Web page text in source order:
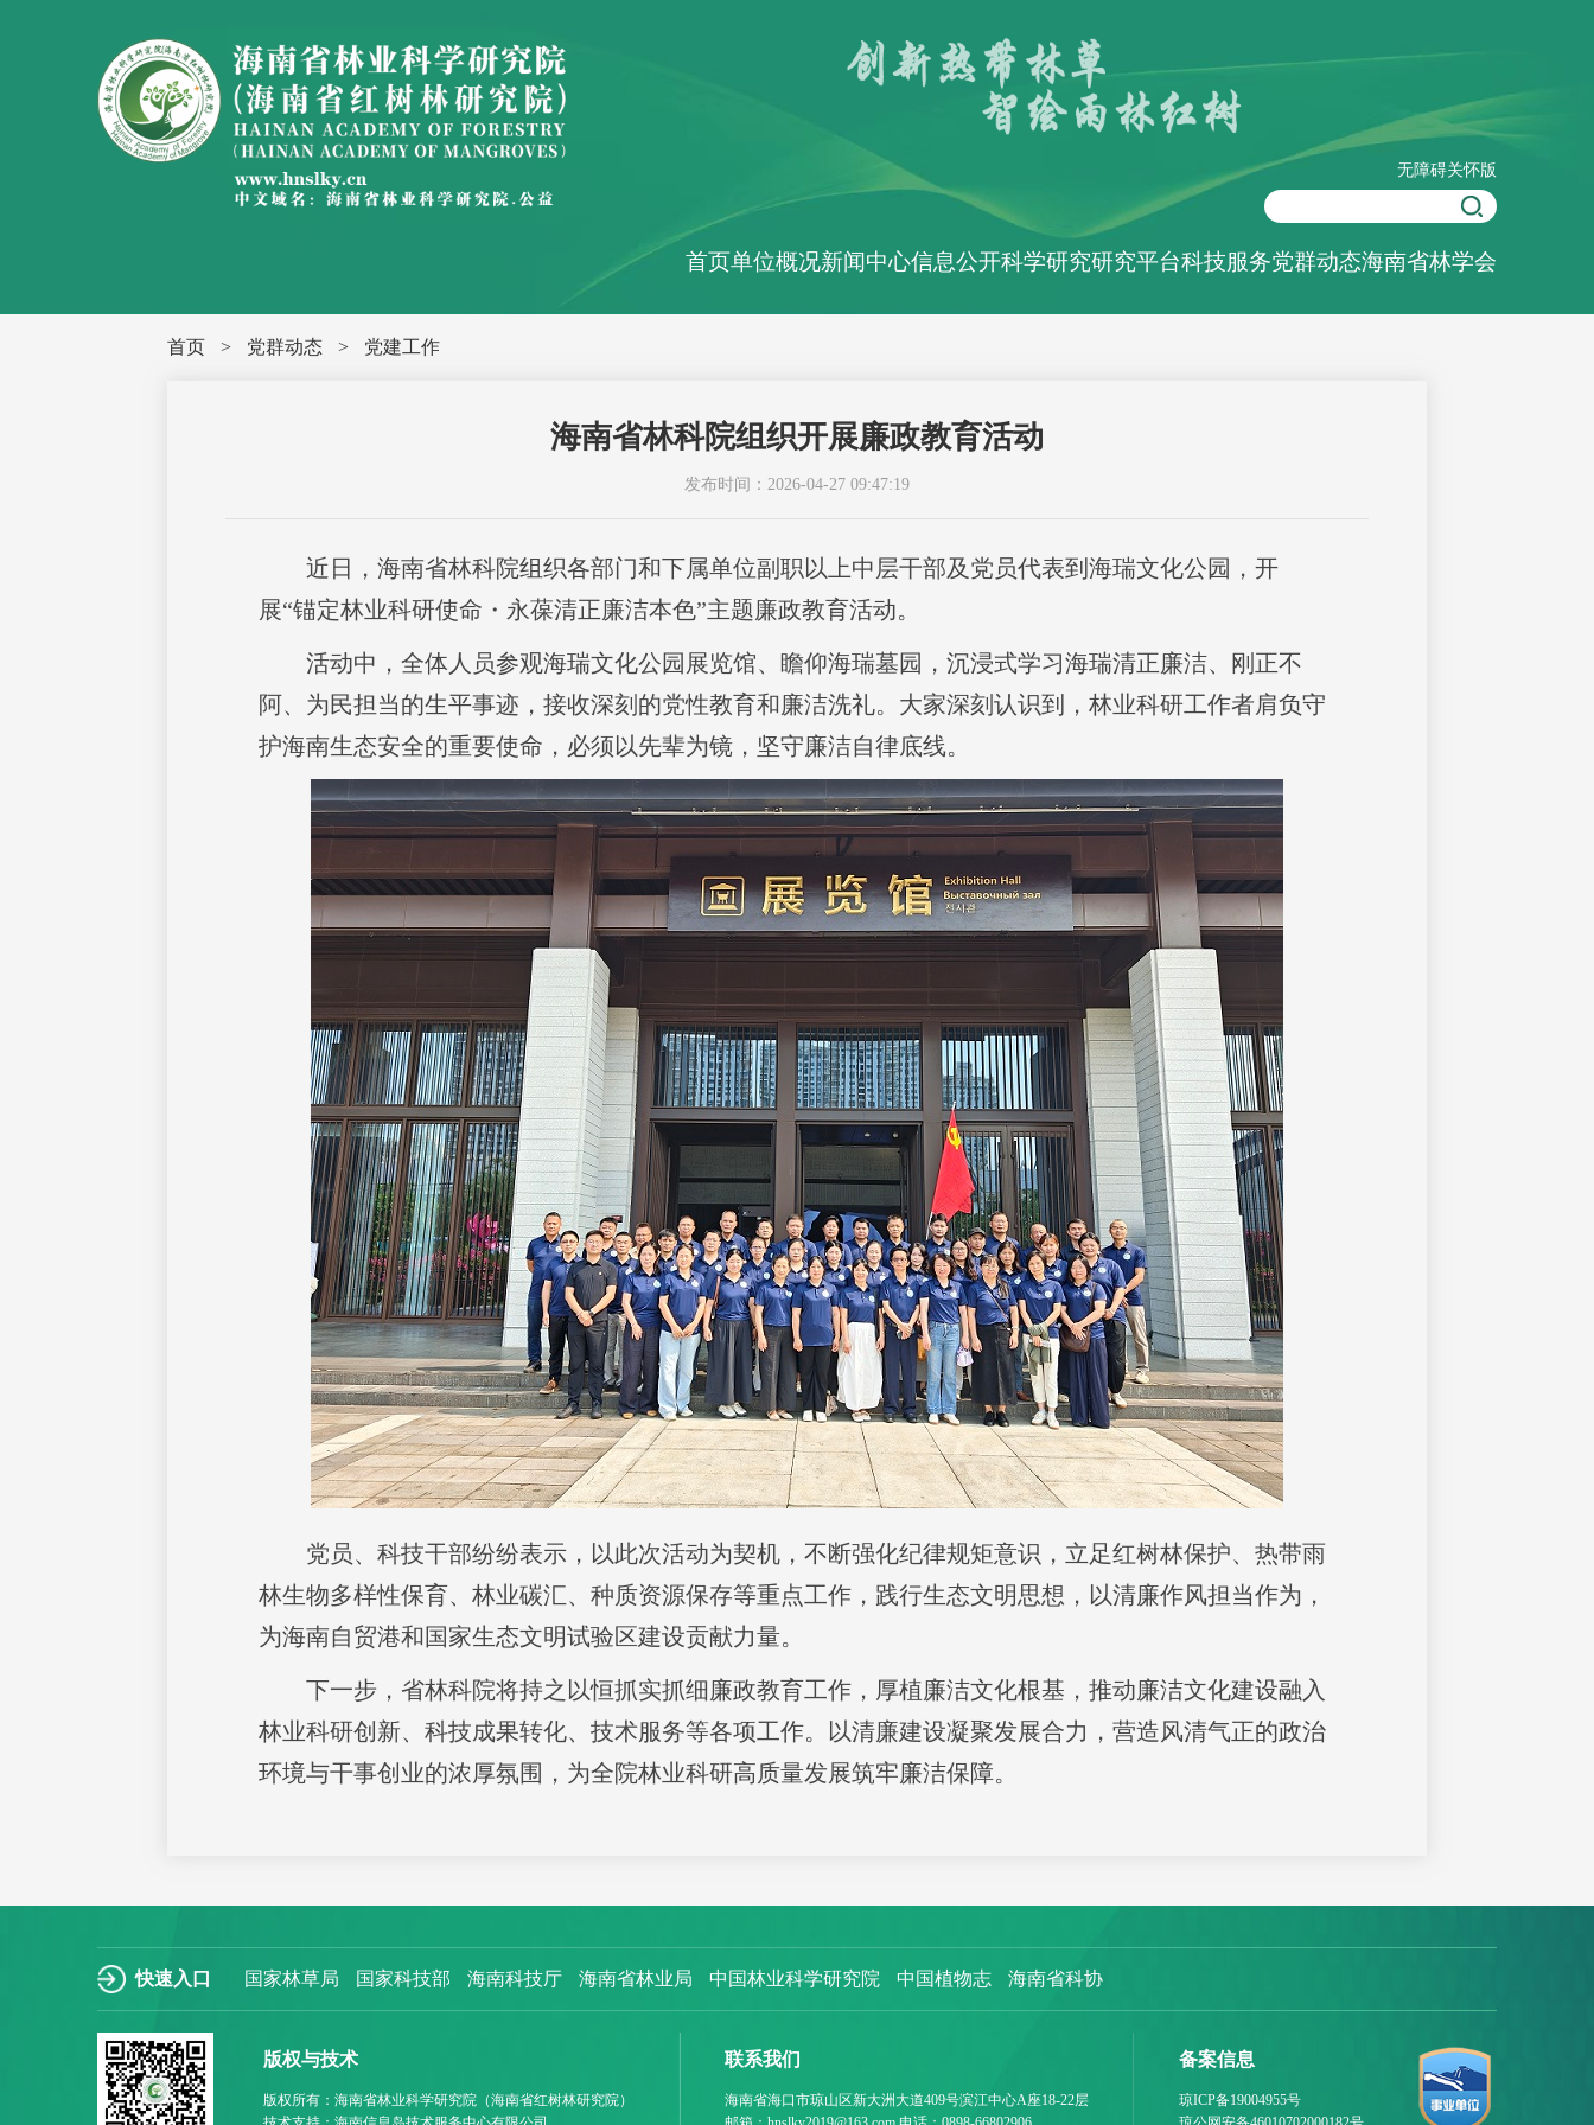
无障碍关怀版
首页单位概况新闻中心信息公开科学研究研究平台科技服务党群动态海南省林学会
首页 > 党群动态 > 党建工作
海南省林科院组织开展廉政教育活动
发布时间：2026-04-27 09:47:19
近日，海南省林科院组织各部门和下属单位副职以上中层干部及党员代表到海瑞文化公园，开
展“锚定林业科研使命・永葆清正廉洁本色”主题廉政教育活动。
活动中，全体人员参观海瑞文化公园展览馆、瞻仰海瑞墓园，沉浸式学习海瑞清正廉洁、刚正不
阿、为民担当的生平事迹，接收深刻的党性教育和廉洁洗礼。大家深刻认识到，林业科研工作者肩负守
护海南生态安全的重要使命，必须以先辈为镜，坚守廉洁自律底线。
党员、科技干部纷纷表示，以此次活动为契机，不断强化纪律规矩意识，立足红树林保护、热带雨
林生物多样性保育、林业碳汇、种质资源保存等重点工作，践行生态文明思想，以清廉作风担当作为，
为海南自贸港和国家生态文明试验区建设贡献力量。
下一步，省林科院将持之以恒抓实抓细廉政教育工作，厚植廉洁文化根基，推动廉洁文化建设融入
林业科研创新、科技成果转化、技术服务等各项工作。以清廉建设凝聚发展合力，营造风清气正的政治
环境与干事创业的浓厚氛围，为全院林业科研高质量发展筑牢廉洁保障。
快速入口 国家林草局 国家科技部 海南科技厅 海南省林业局 中国林业科学研究院 中国植物志 海南省科协
版权与技术
版权所有：海南省林业科学研究院（海南省红树林研究院）
联系我们
海南省海口市琼山区新大洲大道409号滨江中心A座18-22层
备案信息
琼ICP备19004955号